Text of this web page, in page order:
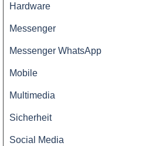
Hardware
Messenger
Messenger WhatsApp
Mobile
Multimedia
Sicherheit
Social Media